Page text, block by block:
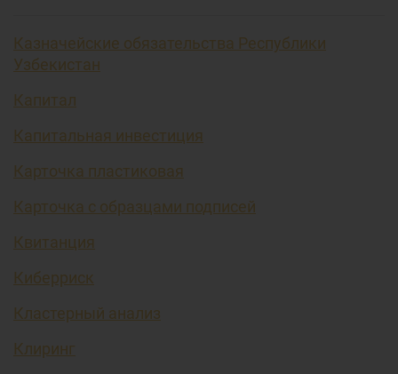
Казначейские обязательства Республики
Узбекистан
Капитал
Капитальная инвестиция
Карточка пластиковая
Карточка с образцами подписей
Квитанция
Киберриск
Кластерный анализ
Клиринг